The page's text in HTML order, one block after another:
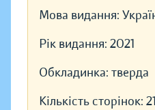
Мова видання:
Рік видання: 2021
Обкладинка: тверда
Кількість сторінок: